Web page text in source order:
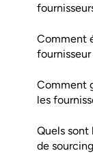
Comment
Comment
les
Quels sont
de